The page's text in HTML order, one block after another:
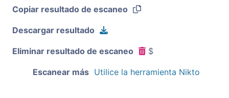
Copiar resultado de escaneo
Descargar resultado
Eliminar resultado de escaneo $
Escanear más Utilice la herramienta Nikto